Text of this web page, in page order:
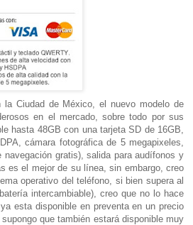
la Ciudad de México, el nuevo modelo de
en el mercado, sobre todo por sus
hasta 48GB con una tarjeta SD de 16GB,
cámara fotográfica de 5 megapixeles,
gratis), salida para audífonos y
es el mejor de su línea, sin embargo, creo
operativo del teléfono, si bien supera al
intercambiable), creo que no lo hace
esta disponible en preventa en un precio
que también estará disponible muy